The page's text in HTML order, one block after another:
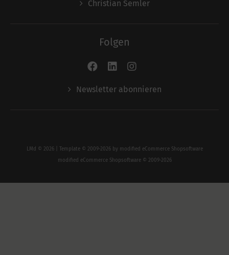
Christian Semler
Folgen
Newsletter abonnieren
LMd © 2026 | Template © 2009-2026 by mod ified eCommerce Shopsoftware
mod ified eCommerce Shopsoftware © 2009-2026